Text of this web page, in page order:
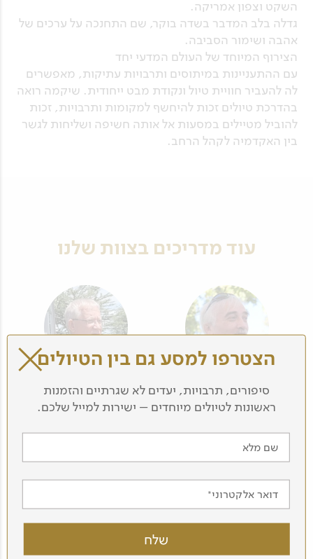
השקט וצפון אמריקה.
גדלה בלב המדבר בשדה בוקר, שם התחנכה על ערכים של
אהבה ושימור הסביבה.
הצירוף המיוחד של העולם המדעי יחד
עם ההתעניינות במיתוסים ותרבויות עתיקות, מאפשרים
לה להעביר חוויית טיול ונקודת מבט ייחודית. שיקמה רואה
בהדרכת טיולים זכות להיחשף למקומות ותרבויות, זכות
להוביל מטיילים במסעות אל אותה חשיפה ושליחות לגשר
בין האקדמיה לקהל הרחב.
עוד מדריכים בצוות שלנו
לואיס ישורון חגי לוטן
הצטרפו למסע גם בין הטיולים
סיפורים, תרבויות, יעדים לא שגרתיים והזמנות
ראשונות לטיולים מיוחדים – ישירות למייל שלכם.
שם מלא
דואר אלקטרוני